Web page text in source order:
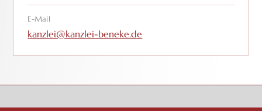
E-Mail
kanzlei@kanzlei-beneke.de